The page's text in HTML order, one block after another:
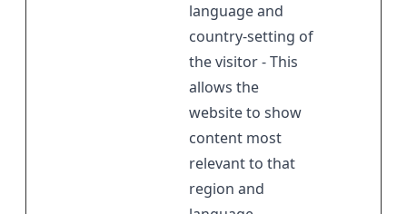
language and
country-setting of
the visitor - This
allows the
website to show
content most
relevant to that
region and